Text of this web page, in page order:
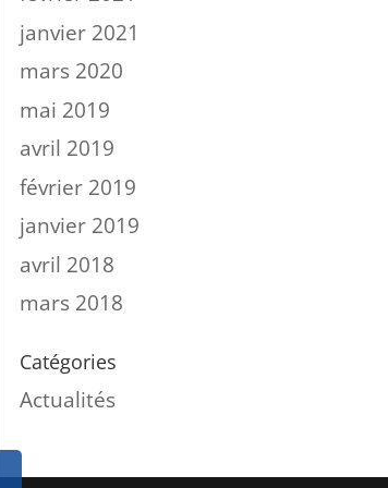
janvier 2021
mars 2020
mai 2019
avril 2019
février 2019
janvier 2019
avril 2018
mars 2018
Catégories
Actualités